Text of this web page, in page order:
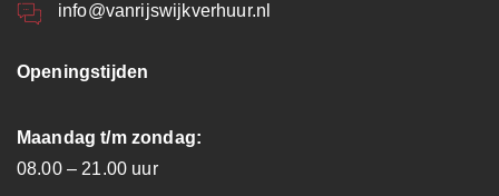
info@vanrijswijkverhuur.nl
Openingstijden
Maandag t/m zondag:
08.00 – 21.00 uur